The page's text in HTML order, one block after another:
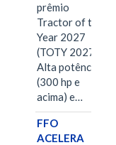
prêmio
Tractor of the
Year 2027
(TOTY 2027:
Alta potência
(300 hp e
acima) e…
FFO
ACELERA